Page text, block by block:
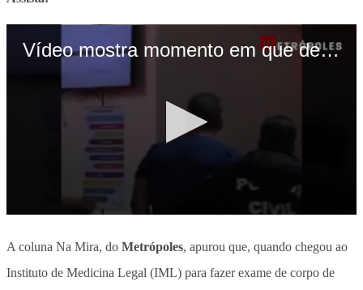
A coluna Na Mira, do Metrópoles, apurou que, quando chegou ao
Instituto de Medicina Legal (IML) para fazer exame de corpo de